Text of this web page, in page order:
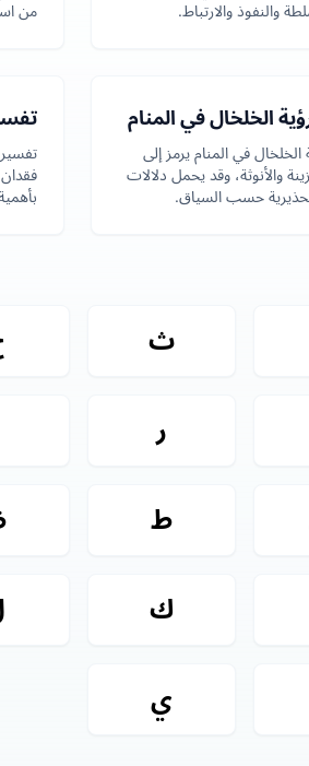
والنفوذ والارتباط.
من
الخلخال في المنام
الخلخال في المنام يرمز إلى
والأنوثة، وقد يحمل دلالات
تحذيرية حسب السياق.
فقدان
ث
ر
ط
ك
ي